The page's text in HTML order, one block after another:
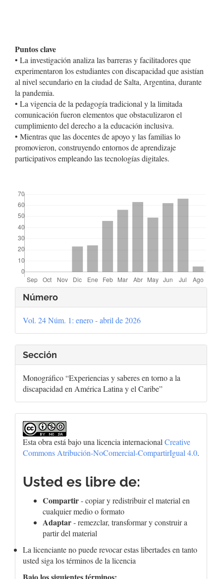
Puntos clave
• La investigación analiza las barreras y facilitadores que
experimentaron los estudiantes con discapacidad que asistían
al nivel secundario en la ciudad de Salta, Argentina, durante
la pandemia.
• La vigencia de la pedagogía tradicional y la limitada
comunicación fueron elementos que obstaculizaron el
cumplimiento del derecho a la educación inclusiva.
• Mientras que las docentes de apoyo y las familias lo
promovieron, construyendo entornos de aprendizaje
participativos empleando las tecnologías digitales.
Detalles
del
artículo
Número
Vol. 24 Núm. 1: enero - abril de 2026
Sección
Monográfico “Experiencias y saberes en torno a la
discapacidad en América Latina y el Caribe”
Esta obra está bajo una licencia internacional Creative
Commons Atribución-NoComercial-CompartirIgual 4.0.
Usted es libre de:
Compartir- copiar y redistribuir el material en
cualquier medio o formato
Adaptar- remezclar, transformar y construir a
partir del material
La licenciante no puede revocar estas libertades en tanto
usted siga los términos de la licencia